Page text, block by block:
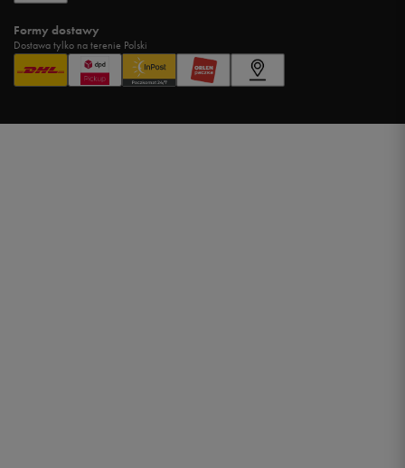
Formy dostawy
Dostawa tylko na terenie Polski